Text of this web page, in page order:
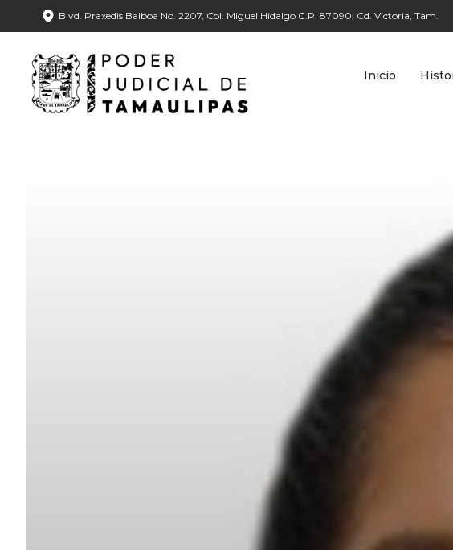
Blvd. Praxedis Balboa No. 2207, Col. Miguel Hidalgo C.P. 87090, Cd. Victoria, Tam.
Inicio